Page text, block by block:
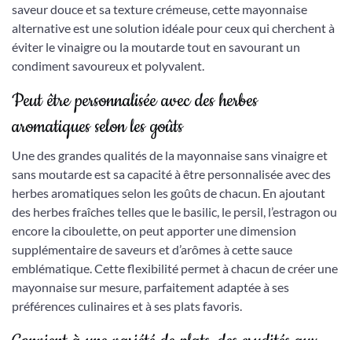
saveur douce et sa texture crémeuse, cette mayonnaise
alternative est une solution idéale pour ceux qui cherchent à
éviter le vinaigre ou la moutarde tout en savourant un
condiment savoureux et polyvalent.
Peut être personnalisée avec des herbes
aromatiques selon les goûts
Une des grandes qualités de la mayonnaise sans vinaigre et
sans moutarde est sa capacité à être personnalisée avec des
herbes aromatiques selon les goûts de chacun. En ajoutant
des herbes fraîches telles que le basilic, le persil, l’estragon ou
encore la ciboulette, on peut apporter une dimension
supplémentaire de saveurs et d’arômes à cette sauce
emblématique. Cette flexibilité permet à chacun de créer une
mayonnaise sur mesure, parfaitement adaptée à ses
préférences culinaires et à ses plats favoris.